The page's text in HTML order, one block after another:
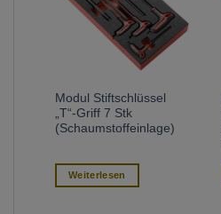
Modul Stiftschlüssel
„T“-Griff 7 Stk
(Schaumstoffeinlage)
Weiterlesen